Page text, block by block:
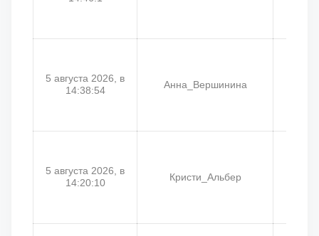
5 августа 2026, в
14:38:54
Анна_Вершинина
5 августа 2026, в
14:20:10
Кристи_Альбер